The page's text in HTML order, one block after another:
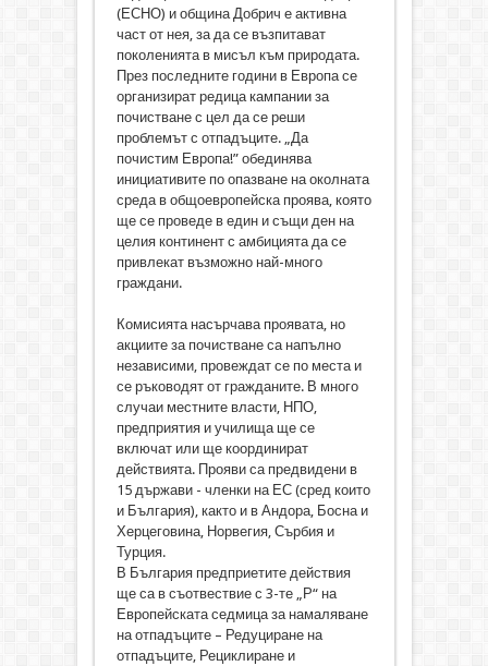
(ЕСНО) и община Добрич е активна
част от нея, за да се възпитават
поколенията в мисъл към природата.
През последните години в Европа се
организират редица кампании за
почистване с цел да се реши
проблемът с отпадъците. „Да
почистим Европа!” обединява
инициативите по опазване на околната
среда в общоевропейска проява, която
ще се проведе в един и същи ден на
целия континент с амбицията да се
привлекат възможно най-много
граждани.
Комисията насърчава проявата, но
акциите за почистване са напълно
независими, провеждат се по места и
се ръководят от гражданите. В много
случаи местните власти, НПО,
предприятия и училища ще се
включат или ще координират
действията. Прояви са предвидени в
15 държави - членки на ЕС (сред които
и България), както и в Андора, Босна и
Херцеговина, Норвегия, Сърбия и
Турция.
В България предприетите действия
ще са в съотвествие с 3-те „Р“ на
Европейската седмица за намаляване
на отпадъците – Редуциране на
отпадъците, Рециклиране и